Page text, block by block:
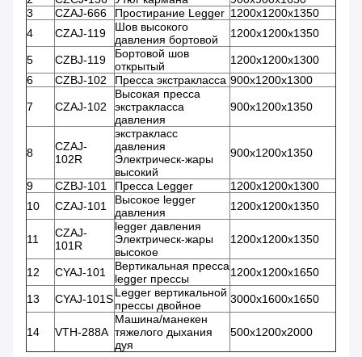
3
CZAJ-666 Простирание Legger 1200x1200x1350
4
CZAJ-119
Шов высокого
давления бортовой
1200x1200x1350
5 CZBJ-119
Бортовой шов
открытый
1200x1200x1300
6
CZBJ-102 Пресса экстракласса 900x1200x1300
7 CZAJ-102
Высокая пресса
экстракласса
давления
900x1200x1350
8
CZAJ-
102R
экстракласс
давления
Электрическ-жары
высокий
900x1200x1350
9 CZBJ-101 Пресса Legger
1200x1200x1300
10
CZAJ-101
Высокое legger
давления
1200x1200x1350
11
CZAJ-
101R
legger давления
Электрическ-жары
высокое
1200x1200x1350
12 CYAJ-101
Вертикальная пресса
legger прессы
1200x1200x1650
13 CYAJ-101SLegger вертикальной
прессы двойное
3000x1600x1650
14 VTH-288A
Машина/манекен
тяжелого дыхания
дуя
500x1200x2000